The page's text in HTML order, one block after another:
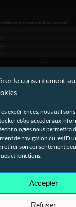
le consentement
expériences, nous
et/ou accéder aux
nous permettra
de navigation ou les ID
retirer son consentement
et fonctions.
Accepter
Refuser
la même chose mais
la génération du quiz
se fait devant
La
s’éloigner de